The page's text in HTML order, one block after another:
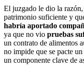
El juzgado le dio la
patrimonio suficiente y
habría aportado
ya que no vio pruebas
un contrato de alimentos
no impide que se pacte un
un componente clave de